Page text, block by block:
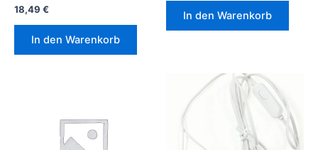
18,49 €
In den Warenkorb
In den Warenkorb